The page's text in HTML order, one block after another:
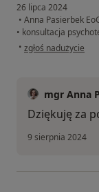
26 lipca 2024
• Anna Pasierbek
• konsultacja
• w opinii
zgłoś nadużycie
mgr Anna
Dziękuję za
9 sierpnia 2024